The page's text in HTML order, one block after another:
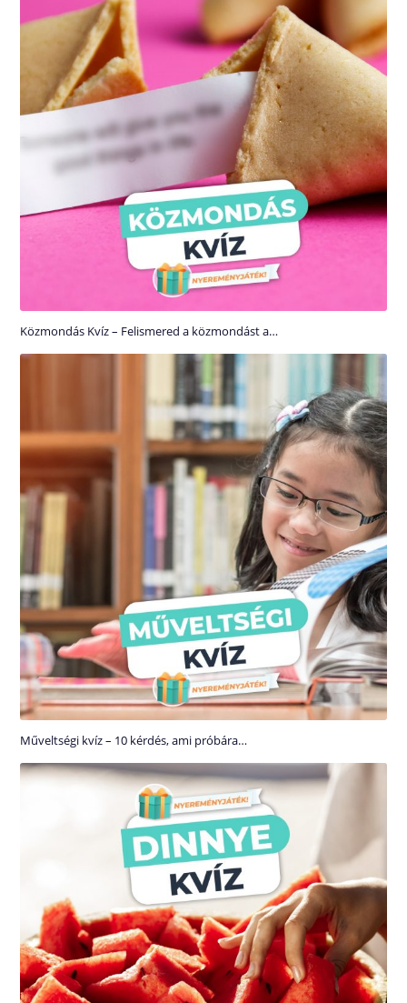
Közmondás Kvíz – Felismered a közmondást a…
Műveltségi kvíz – 10 kérdés, ami próbára…